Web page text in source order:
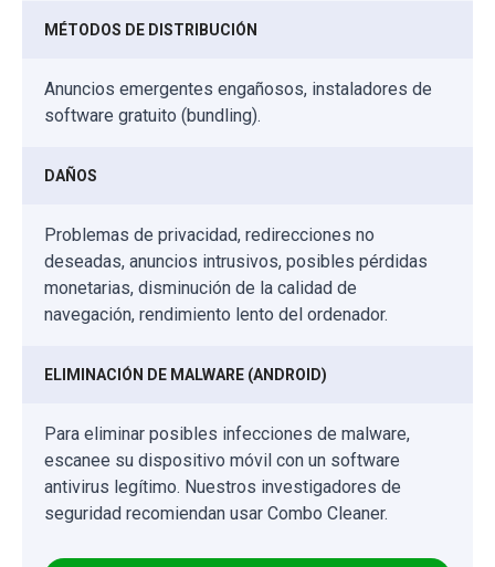
MÉTODOS DE DISTRIBUCIÓN
Anuncios emergentes engañosos, instaladores de
software gratuito (bundling).
DAÑOS
Problemas de privacidad, redirecciones no
deseadas, anuncios intrusivos, posibles pérdidas
monetarias, disminución de la calidad de
navegación, rendimiento lento del ordenador.
ELIMINACIÓN DE MALWARE (ANDROID)
Para eliminar posibles infecciones de malware,
escanee su dispositivo móvil con un software
antivirus legítimo. Nuestros investigadores de
seguridad recomiendan usar Combo Cleaner.